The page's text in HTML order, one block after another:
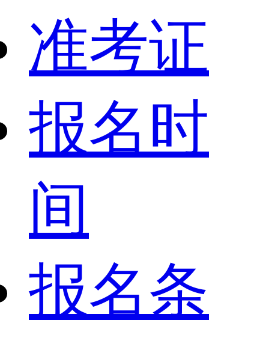
准考证
报名时
间
报名条